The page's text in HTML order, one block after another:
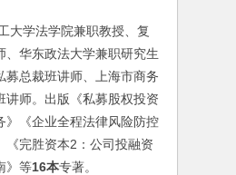
学法学院兼职教授、复
、华东政法大学兼职研究生
募总裁班讲师、上海市商务
讲师。出版《私募股权投资
》《企业全程法律风险防控
《完胜资本2：公司投融资
》等16本专著。